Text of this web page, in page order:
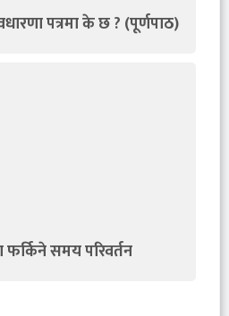
पत्रमा के छ ? (पूर्णपाठ)
समय परिवर्तन